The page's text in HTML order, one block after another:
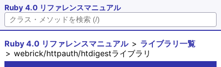
Ruby 4.0 リファレンスマニュアル
Ruby 4.0 リファレンスマニュアル
ライブラリ一覧
webrick/httpauth/htdigestライブラリ